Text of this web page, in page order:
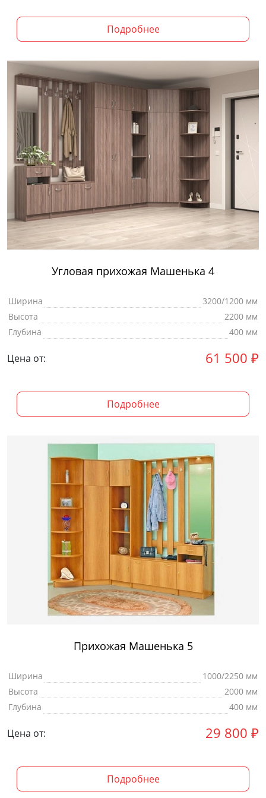
Подробнее
Угловая прихожая Машенька 4
Ширина
3200/1200 мм
Высота
2200 мм
Глубина
400 мм
Цена от: 61 500 ₽
Подробнее
Прихожая Машенька 5
Ширина
1000/2250 мм
Высота
2000 мм
Глубина
400 мм
Цена от: 29 800 ₽
Подробнее